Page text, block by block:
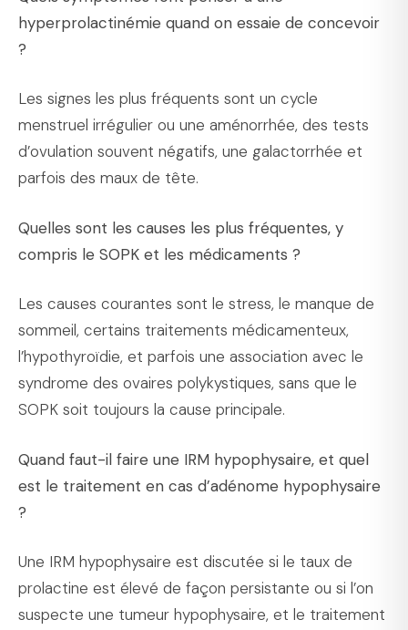
hyperprolactinémie quand on essaie de concevoir
?
Les signes les plus fréquents sont un cycle
menstruel irrégulier ou une aménorrhée, des tests
d’ovulation souvent négatifs, une galactorrhée et
parfois des maux de tête.
Quelles sont les causes les plus fréquentes, y
compris le SOPK et les médicaments ?
Les causes courantes sont le stress, le manque de
sommeil, certains traitements médicamenteux,
l’hypothyroïdie, et parfois une association avec le
syndrome des ovaires polykystiques, sans que le
SOPK soit toujours la cause principale.
Quand faut-il faire une IRM hypophysaire, et quel
est le traitement en cas d’adénome hypophysaire
?
Une IRM hypophysaire est discutée si le taux de
prolactine est élevé de façon persistante ou si l’on
suspecte une tumeur hypophysaire, et le traitement